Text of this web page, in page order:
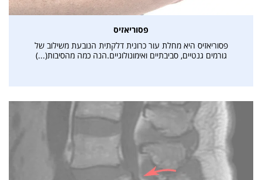
פסוריאזיס
פסוריאזיס היא מחלת עור כרונית דלקתית הנובעת משילוב של
גורמים גנטיים, סביבתיים ואימונולוגיים.הנה כמה מהסיבות(...)